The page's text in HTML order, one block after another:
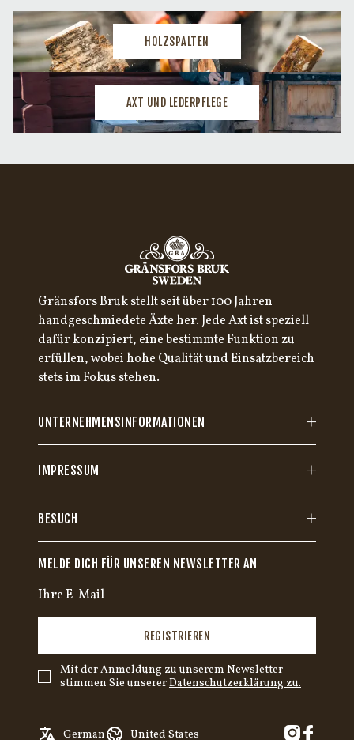
HOLZSPALTEN
AXT UND LEDERPFLEGE
Gränsfors Bruk stellt seit über 100 Jahren
handgeschmiedete Äxte her. Jede Axt ist speziell
dafür konzipiert, eine bestimmte Funktion zu
erfüllen, wobei hohe Qualität und Einsatzbereich
stets im Fokus stehen.
UNTERNEHMENSINFORMATIONEN
IMPRESSUM
BESUCH
MELDE DICH FÜR UNSEREN NEWSLETTER AN
REGISTRIEREN
Mit der Anmeldung zu unserem Newsletter
stimmen Sie unsererDatenschutzerklärung zu.
German
English United States
Austria